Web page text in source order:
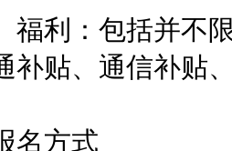
利：包括并不限
补贴、通信补贴
方式